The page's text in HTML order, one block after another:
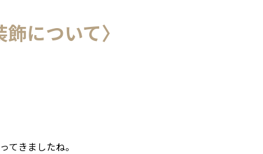
について〉
てきましたね。